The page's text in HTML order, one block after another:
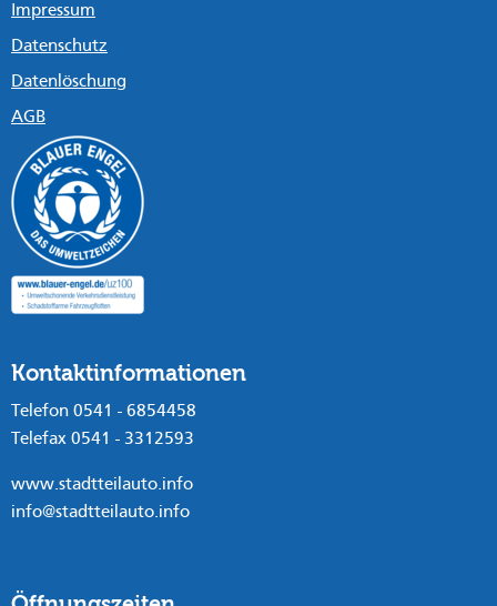
Impressum
Datenschutz
Datenlöschung
AGB
Kontaktinformationen
Telefon 0541 - 6854458
Telefax 0541 - 3312593
www.stadtteilauto.info
info@stadtteilauto.info